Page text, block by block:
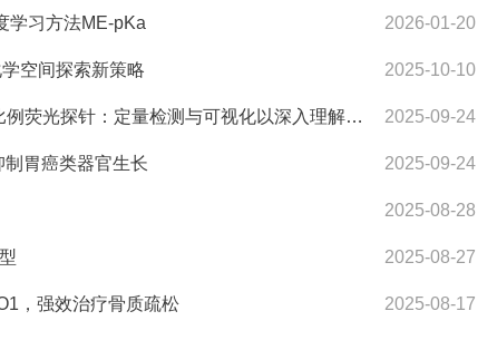
学习方法ME-pKa 2026-01-20
空间探索新策略 2025-10-10
华东师范大学李洪林/华东理工大学徐玉芳：双位点识别实现去甲肾上腺素的比例荧光探针：定量检测与可视化以深入理解高血压 2025-09-24
制胃癌类器官生长 2025-09-24
2025-08-28
2025-08-27
，强效治疗骨质疏松 2025-08-17